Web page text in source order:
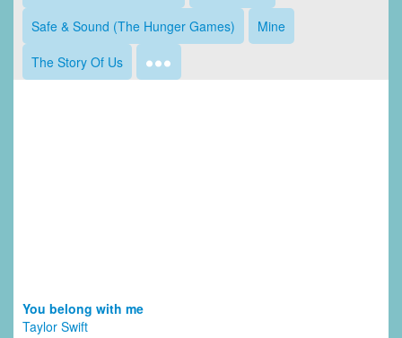
Safe & Sound (The Hunger Games)
Mine
The Story Of Us
You belong with me
Taylor Swift